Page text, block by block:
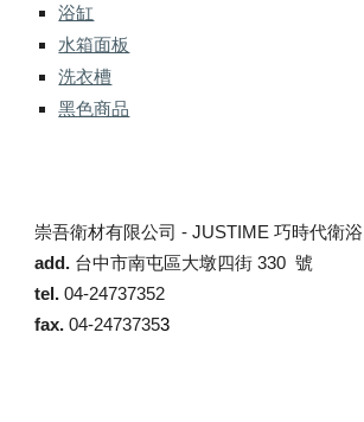
浴缸
水箱面板
洗衣槽
黑色商品
崇吾衛材有限公司 -JUSTIME 巧時代衛浴
add. 台中市南屯區大墩四街 330 號
tel.04-24737352
fax.04-24737353